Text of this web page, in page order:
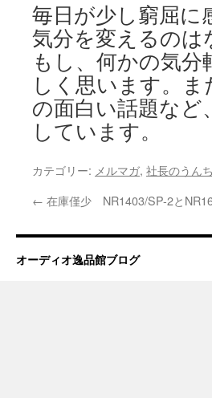
毎日が少し窮屈に
気分を変えるの
もし、何かの気
しく思います。
の面白い話題など、
しています。
カテゴリー: メルマガ, 社長のうん
← 在庫僅少 NR1403/SP-2と
オーディオ逸品館ブログ